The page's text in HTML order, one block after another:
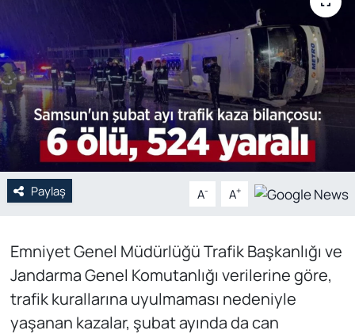
Paylaş A- A+
Emniyet Genel Müdürlüğü Trafik Başkanlığı ve
Jandarma Genel Komutanlığı verilerine göre,
trafik kurallarına uyulmaması nedeniyle
yaşanan kazalar, şubat ayında da can
Özel Haber
POLİTİKA
Siyaset
Spor
Web Tv
Yerel